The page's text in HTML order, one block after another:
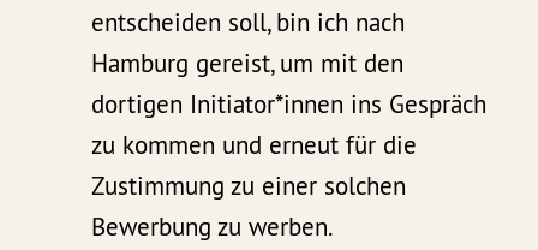
entscheiden soll, bin ich nach
Hamburg gereist, um mit den
dortigen Initiator*innen ins Gespräch
zu kommen und erneut für die
Zustimmung zu einer solchen
Bewerbung zu werben.